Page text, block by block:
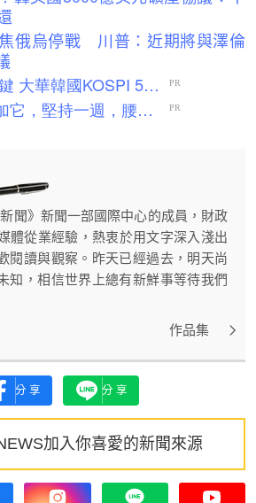
俄烏停戰 川普：近期將與澤倫
新聞》新聞一部國際中心的成員，財政
體從業經驗，熱衷於用文字深入淺出
閱讀與觀察。昨天已經過去，明天尚
知，相信世界上總有新鮮事等待我們
作品集
分享 分享
加入你喜愛的新聞來源